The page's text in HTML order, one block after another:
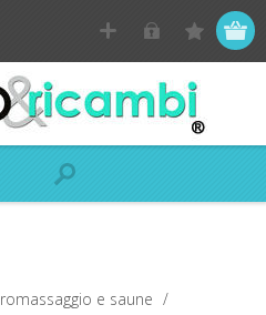
e saune /